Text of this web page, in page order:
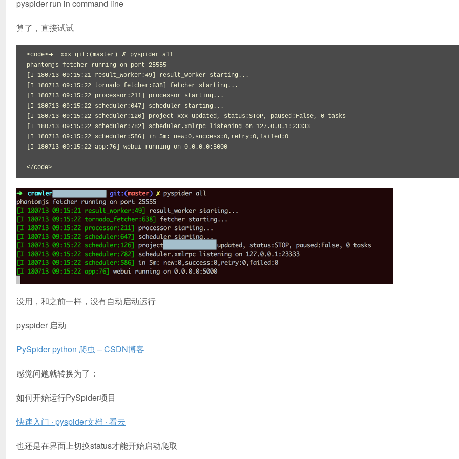
pyspider run in command line
算了，直接试试
<code>➜  xxx git:(master) ✗ pyspider all
phantomjs fetcher running on port 25555
[I 180713 09:15:21 result_worker:49] result_worker starting...
[I 180713 09:15:22 tornado_fetcher:638] fetcher starting...
[I 180713 09:15:22 processor:211] processor starting...
[I 180713 09:15:22 scheduler:647] scheduler starting...
[I 180713 09:15:22 scheduler:126] project xxx updated, status:STOP, paused:False, 0 tasks
[I 180713 09:15:22 scheduler:782] scheduler.xmlrpc listening on 127.0.0.1:23333
[I 180713 09:15:22 scheduler:586] in 5m: new:0,success:0,retry:0,failed:0
[I 180713 09:15:22 app:76] webui running on 0.0.0.0:5000
</code>
没用，和之前一样，没有自动启动运行
pyspider 启动
PySpider python 爬虫 – CSDN博客
感觉问题就转换为了：
如何开始运行PySpider项目
快速入门 · pyspider文档 · 看云
也还是在界面上切换status才能开始启动爬取